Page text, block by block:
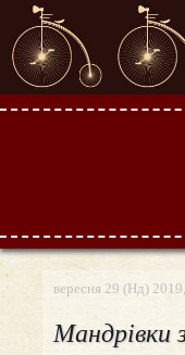
вересня 29 (Нд)
Мандрівки